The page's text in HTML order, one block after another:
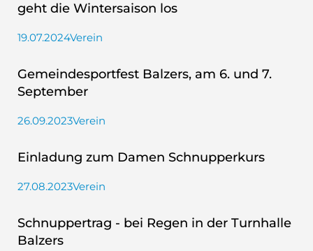
geht die Wintersaison los
19.07.2024Verein
Gemeindesportfest Balzers, am 6. und 7.
September
26.09.2023Verein
Einladung zum Damen Schnupperkurs
27.08.2023Verein
Schnuppertrag - bei Regen in der Turnhalle
Balzers